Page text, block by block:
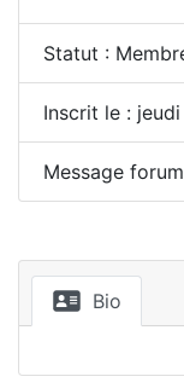
Statut :
Inscrit le :
Message
Bio